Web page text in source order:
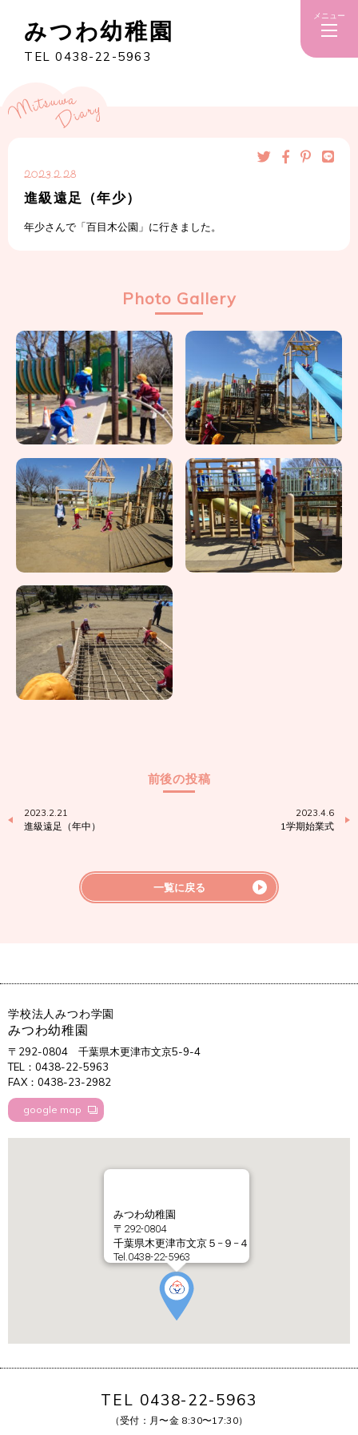
みつわ幼稚園
TEL 0438-22-5963
メニュー
2023.2.28
進級遠足（年少）
年少さんで「百目木公園」に行きました。
Photo Gallery
前後の投稿
2023.2.21
進級遠足（年中）
2023.4.6
1学期始業式
一覧に戻る
学校法人みつわ学園
みつわ幼稚園
〒292-0804
千葉県木更津市文京5-9-4
TEL：0438-22-5963
FAX：0438-23-2982
google map
みつわ幼稚園
〒292-0804
千葉県木更津市文京５−９−４
Tel.0438-22-5963
TEL 0438-22-5963
（受付：月〜金 8:30〜17:30）